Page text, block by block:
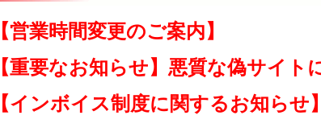
【営業時間変更のご案内】
【重要なお知らせ】悪質な偽サイト
【インボイス制度に関するお知らせ】